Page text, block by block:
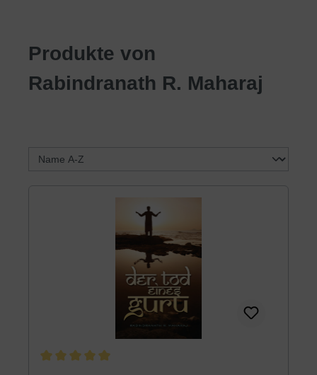
Produkte von
Rabindranath R. Maharaj